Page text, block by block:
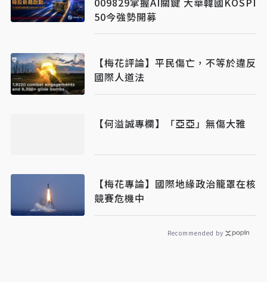
50今強勢開募
【梅花評論】平民傷亡，不等於違反
國際人道法
【何溢誠專欄】「亞亞」無傷大雅
【梅花專論】國際地緣政治籠罩在核
競賽危機中
Recommended by